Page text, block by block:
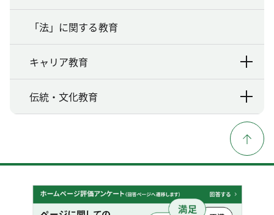
「法」に関する教育
キャリア教育
伝統・文化教育